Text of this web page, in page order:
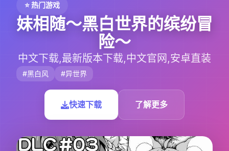
⭐ 热门游戏
妹相随～黑白世界的缤纷冒
险～
中文下载,最新版本下载,中文官网,安卓直装
#黑白风 #异世界
快速下载 了解更多